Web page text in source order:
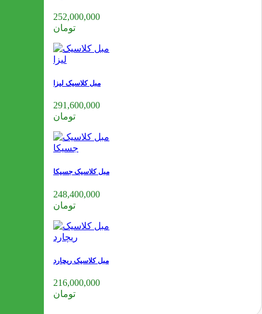
252,000,000
تومان
مبل کلاسیک لیزا
291,600,000
تومان
مبل کلاسیک جسیکا
248,400,000
تومان
مبل کلاسیک ریچارد
216,000,000
تومان